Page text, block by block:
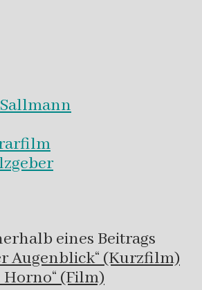
eines Beitrags
Augenblick“ (Kurzfilm)
Horno“ (Film)